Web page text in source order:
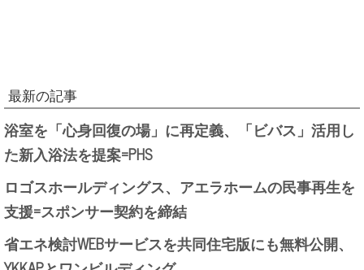
最新の記事
浴室を「心身回復の場」に再定義、「ビバス」活用し
た新入浴法を提案=PHS
ロゴスホールディングス、アエラホームの民事再生を
支援=スポンサー契約を締結
省エネ検討WEBサービスを共同住宅版にも無料公開、